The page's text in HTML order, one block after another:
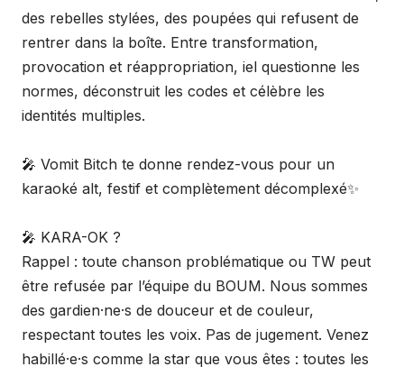
des rebelles stylées, des poupées qui refusent de
rentrer dans la boîte. Entre transformation,
provocation et réappropriation, iel questionne les
normes, déconstruit les codes et célèbre les
identités multiples.
🎤 Vomit Bitch te donne rendez-vous pour un
karaoké alt, festif et complètement décomplexé✨
🎤 KARA-OK ?
Rappel : toute chanson problématique ou TW peut
être refusée par l’équipe du BOUM. Nous sommes
des gardien·ne·s de douceur et de couleur,
respectant toutes les voix. Pas de jugement. Venez
habillé·e·s comme la star que vous êtes : toutes les